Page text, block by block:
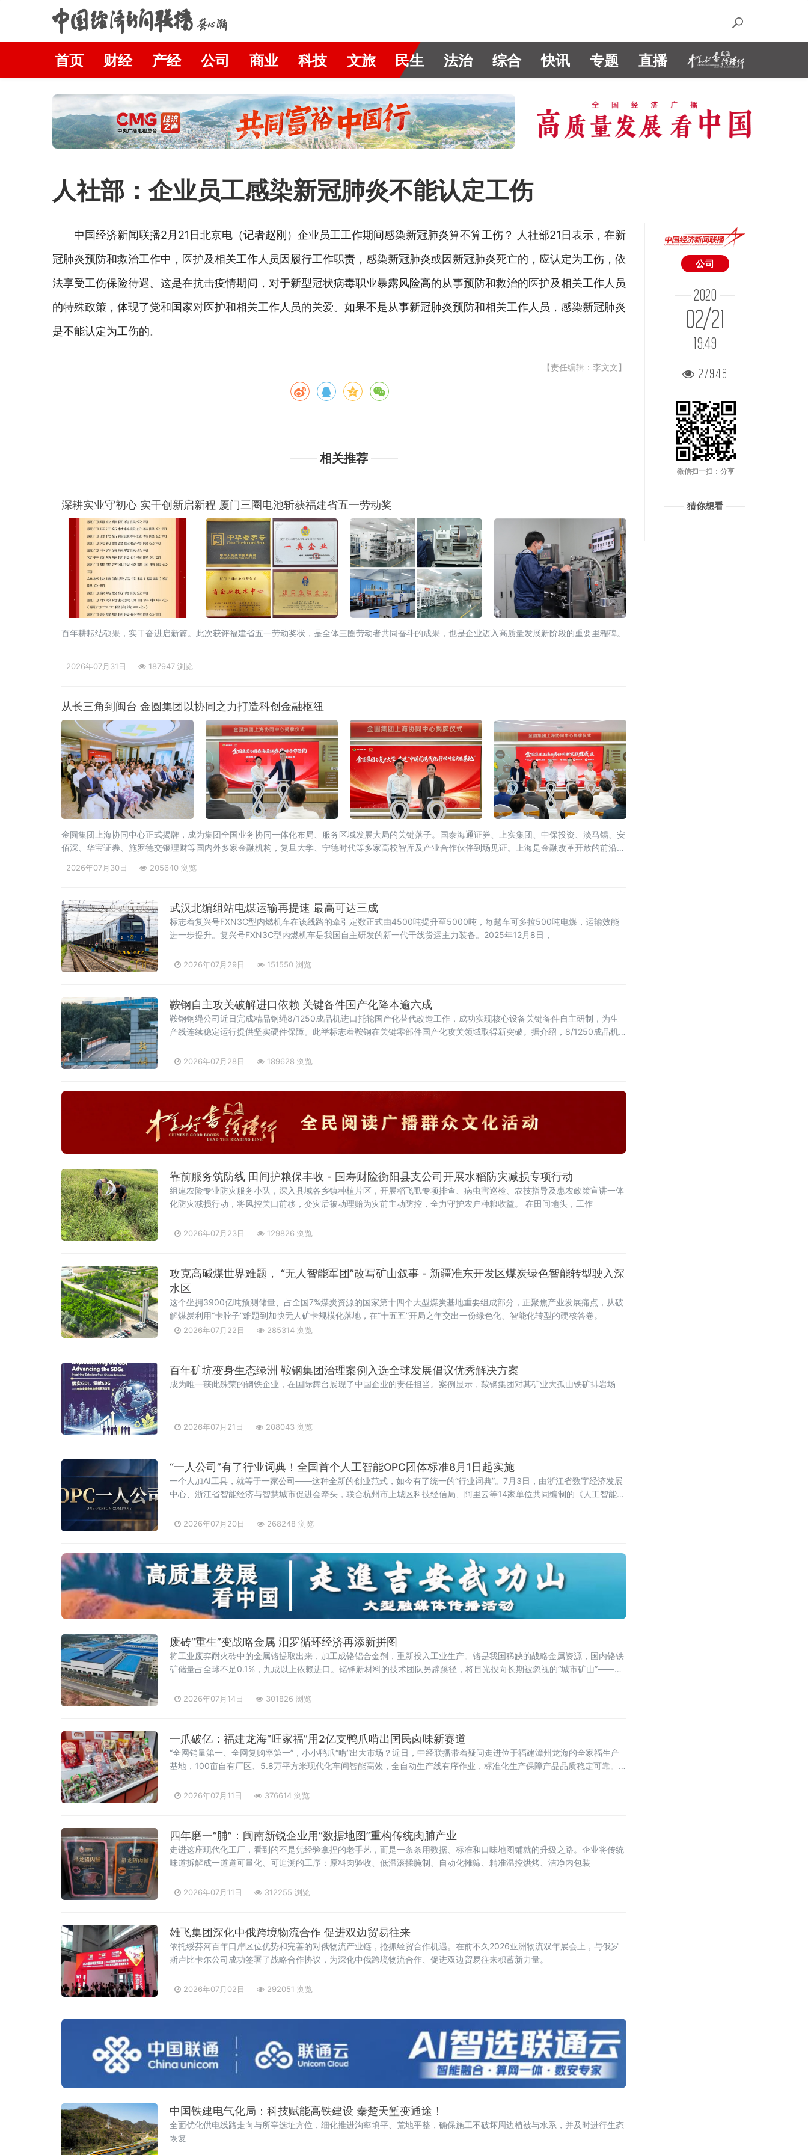
首页 财经 产经 公司 商业 科技 文旅 民生 法治 综合 快讯 专题 直播
人社部：企业员工感染新冠肺炎不能认定工伤
中国经济新闻联播2月21日北京电（记者赵刚）企业员工工作期间感染新冠肺炎算不算工伤？ 人社部21日表示，在新
冠肺炎预防和救治工作中，医护及相关工作人员因履行工作职责，感染新冠肺炎或因新冠肺炎死亡的，应认定为工伤，依
法享受工伤保险待遇。这是在抗击疫情期间，对于新型冠状病毒职业暴露风险高的从事预防和救治的医护及相关工作人员
的特殊政策，体现了党和国家对医护和相关工作人员的关爱。如果不是从事新冠肺炎预防和相关工作人员，感染新冠肺炎
是不能认定为工伤的。
【责任编辑：李文文】
相关推荐
深耕实业守初心 实干创新启新程 厦门三圈电池斩获福建省五一劳动奖
百年耕耘结硕果，实干奋进启新篇。此次获评福建省五一劳动奖状，是全体三圈劳动者共同奋斗的成果，也是企业迈入高质量发展新阶段的重要里程碑。
2026年07月31日 187947 浏览
从长三角到闽台 金圆集团以协同之力打造科创金融枢纽
金圆集团上海协同中心正式揭牌，成为集团全国业务协同一体化布局、服务区域发展大局的关键落子。国泰海通证券、上实集团、中保投资、淡马锡、安
佰深、华宝证券、施罗德交银理财等国内外多家金融机构，复旦大学、宁德时代等多家高校智库及产业合作伙伴到场见证。上海是金融改革开放的前沿阵
2026年07月30日 205640 浏览
武汉北编组站电煤运输再提速 最高可达三成
标志着复兴号FXN3C型内燃机车在该线路的牵引定数正式由4500吨提升至5000吨，每趟车可多拉500吨电煤，运输效能
进一步提升。复兴号FXN3C型内燃机车是我国自主研发的新一代干线货运主力装备。2025年12月8日，
2026年07月29日 151550 浏览
鞍钢自主攻关破解进口依赖 关键备件国产化降本逾六成
鞍钢钢绳公司近日完成精品钢绳8/1250成品机进口托轮国产化替代改造工作，成功实现核心设备关键备件自主研制，为生
产线连续稳定运行提供坚实硬件保障。此举标志着鞍钢在关键零部件国产化攻关领域取得新突破。据介绍，8/1250成品机
引发产线停机，长期制约设备运行效
2026年07月28日 189628 浏览
靠前服务筑防线 田间护粮保丰收 - 国寿财险衡阳县支公司开展水稻防灾减损专项行动
组建农险专业防灾服务小队，深入县域各乡镇种植片区，开展稻飞虱专项排查、病虫害巡检、农技指导及惠农政策宣讲一体
化防灾减损行动，将风控关口前移，变灾后被动理赔为灾前主动防控，全力守护农户种粮收益。 在田间地头，工作
2026年07月23日 129826 浏览
攻克高碱煤世界难题， “无人智能军团”改写矿山叙事 - 新疆准东开发区煤炭绿色智能转型驶入深
水区
这个坐拥3900亿吨预测储量、占全国7%煤炭资源的国家第十四个大型煤炭基地重要组成部分，正聚焦产业发展痛点，从破
解煤炭利用“卡脖子”难题到加快无人矿卡规模化落地，在“十五五”开局之年交出一份绿色化、智能化转型的硬核答卷。
2026年07月22日 285314 浏览
百年矿坑变身生态绿洲 鞍钢集团治理案例入选全球发展倡议优秀解决方案
成为唯一获此殊荣的钢铁企业，在国际舞台展现了中国企业的责任担当。案例显示，鞍钢集团对其矿业大孤山铁矿排岩场
2026年07月21日 208043 浏览
“一人公司”有了行业词典！全国首个人工智能OPC团体标准8月1日起实施
一个人加AI工具，就等于一家公司——这种全新的创业范式，如今有了统一的“行业词典”。7月3日，由浙江省数字经济发展
中心、浙江省智能经济与智慧城市促进会牵头，联合杭州市上城区科技经信局、阿里云等14家单位共同编制的《人工智能
司）领域的术语类标
2026年07月20日 268248 浏览
废砖“重生”变战略金属 汨罗循环经济再添新拼图
将工业废弃耐火砖中的金属铬提取出来，加工成铬铝合金剂，重新投入工业生产。铬是我国稀缺的战略金属资源，国内铬铁
矿储量占全球不足0.1%，九成以上依赖进口。锘锋新材料的技术团队另辟蹊径，将目光投向长期被忽视的“城市矿山”——废
2026年07月14日 301826 浏览
一爪破亿：福建龙海“旺家福”用2亿支鸭爪啃出国民卤味新赛道
“全网销量第一、全网复购率第一”，小小鸭爪“啃”出大市场？近日，中经联播带着疑问走进位于福建漳州龙海的全家福生产
基地，100亩自有厂区、5.8万平方米现代化车间智能高效，全自动生产线有序作业，标准化生产保障产品品质稳定可靠。
形成以全家福、
2026年07月11日 376614 浏览
四年磨一“脯”：闽南新锐企业用“数据地图”重构传统肉脯产业
走进这座现代化工厂，看到的不是凭经验拿捏的老手艺，而是一条条用数据、标准和口味地图铺就的升级之路。企业将传统
味道拆解成一道道可量化、可追溯的工序：原料肉验收、低温滚揉腌制、自动化摊筛、精准温控烘烤、洁净内包装
2026年07月11日 312255 浏览
雄飞集团深化中俄跨境物流合作 促进双边贸易往来
依托绥芬河百年口岸区位优势和完善的对俄物流产业链，抢抓经贸合作机遇。在前不久2026亚洲物流双年展会上，与俄罗
斯卢比卡尔公司成功签署了战略合作协议，为深化中俄跨境物流合作、促进双边贸易往来积蓄新力量。
2026年07月02日 292051 浏览
中国铁建电气化局：科技赋能高铁建设 秦楚天堑变通途！
全面优化供电线路走向与所亭选址方位，细化推进沟壑填平、荒地平整，确保施工不破坏周边植被与水系，并及时进行生态
恢复
公司
2020
02/21
19:49
27948
微信扫一扫：分享
猜你想看